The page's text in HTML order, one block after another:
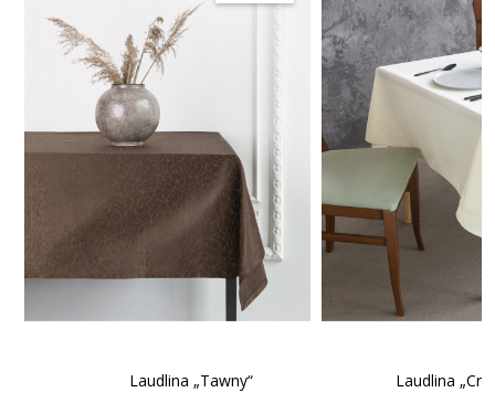
Laudlina „Tawny“ Laudlina